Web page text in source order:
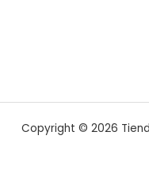
Copyright © 2026